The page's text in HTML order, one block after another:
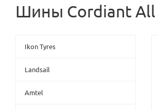
Шины Cordiant All
Ikon Tyres
Landsail
Amtel